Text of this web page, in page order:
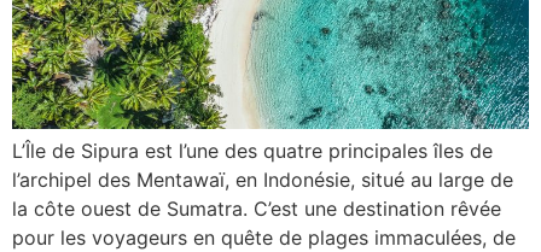
L’Île de Sipura est l’une des quatre principales îles de
l’archipel des Mentawaï, en Indonésie, situé au large de
la côte ouest de Sumatra. C’est une destination rêvée
pour les voyageurs en quête de plages immaculées, de